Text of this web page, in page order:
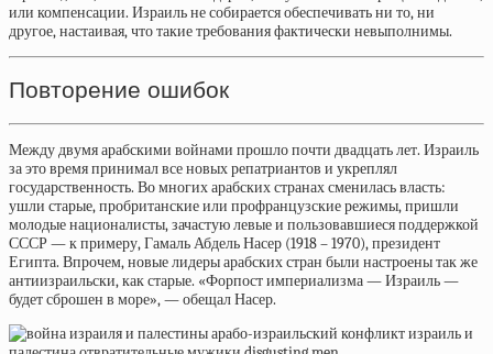
или компенсации. Израиль не собирается обеспечивать ни то, ни
другое, настаивая, что такие требования фактически невыполнимы.
Повторение ошибок
Между двумя арабскими войнами прошло почти двадцать лет. Израиль
за это время принимал все новых репатриантов и укреплял
государственность. Во многих арабских странах сменилась власть:
ушли старые, пробританские или профранцузские режимы, пришли
молодые националисты, зачастую левые и пользовавшиеся поддержкой
СССР — к примеру, Гамаль Абдель Насер (1918 – 1970), президент
Египта. Впрочем, новые лидеры арабских стран были настроены так же
антиизраильски, как старые. «Форпост империализма — Израиль —
будет сброшен в море», — обещалНасер.